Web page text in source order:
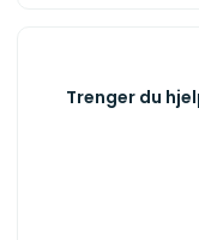
Trenger du